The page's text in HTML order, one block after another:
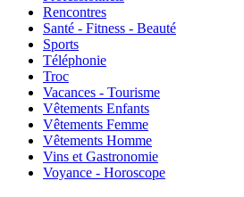
Rencontres
Santé - Fitness - Beauté
Sports
Téléphonie
Troc
Vacances - Tourisme
Vêtements Enfants
Vêtements Femme
Vêtements Homme
Vins et Gastronomie
Voyance - Horoscope